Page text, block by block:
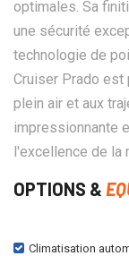
optimales. Sa
une sécurité
technologie de
Cruiser Prado est
plein air et aux
impressionnante
l'excellence de la
OPTIONS &
Climatisation